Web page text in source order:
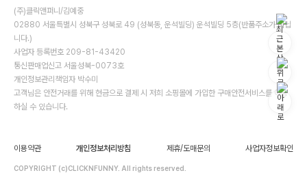
(주)클릭앤퍼니/김예중
02880 서울특별시 성북구 성북로 49 (성북동, 운석빌딩) 운석빌딩 5층(반품주소가 아닙
니다.)
사업자 등록번호 209-81-43420
통신판매업신고 서울성북-0073호
개인정보관리책임자 박수미
고객님은 안전거래를 위해 현금으로 결제 시 저희 소핑몰에 가입한 구매안전서비스를 이용
하실 수 있습니다.
이용약관 개인정보처리방침 제휴/도매문의 사업자정보확인
COPYRIGHT (c)CLICKNFUNNY. All rights reserved.